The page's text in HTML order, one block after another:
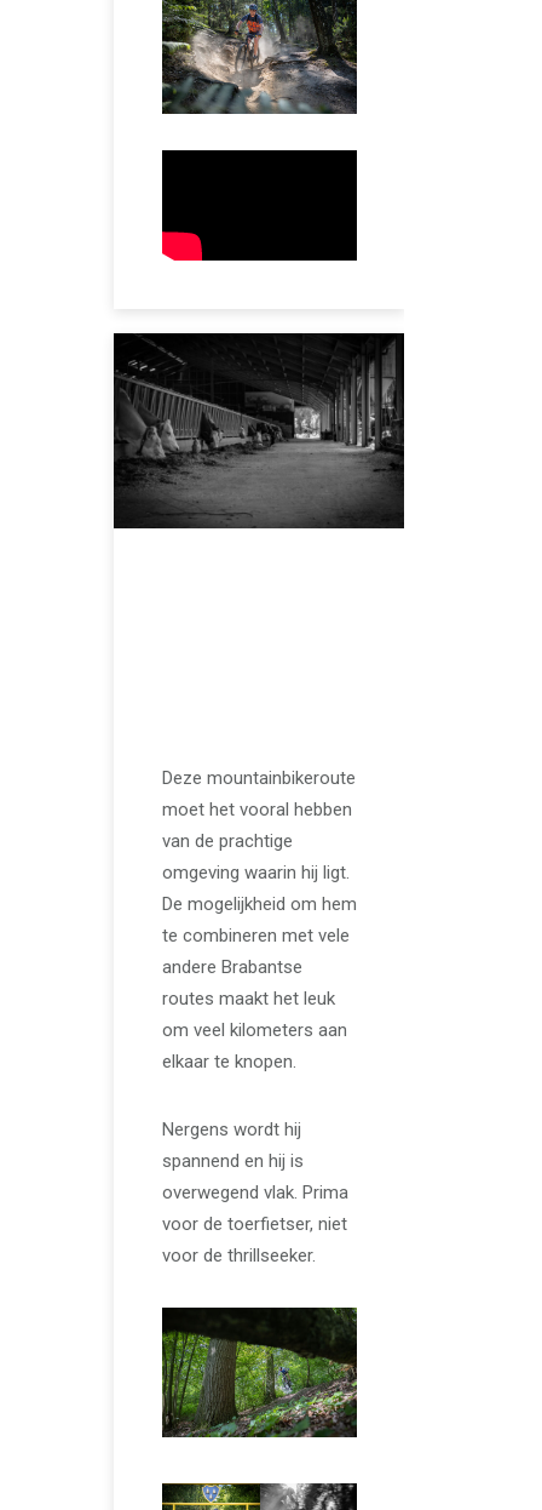
Deze mountainbikeroute
moet het vooral hebben
van de prachtige
omgeving waarin hij ligt.
De mogelijkheid om hem
te combineren met vele
andere Brabantse
routes maakt het leuk
om veel kilometers aan
elkaar te knopen.
Nergens wordt hij
spannend en hij is
overwegend vlak. Prima
voor de toerfietser, niet
voor de thrillseeker.